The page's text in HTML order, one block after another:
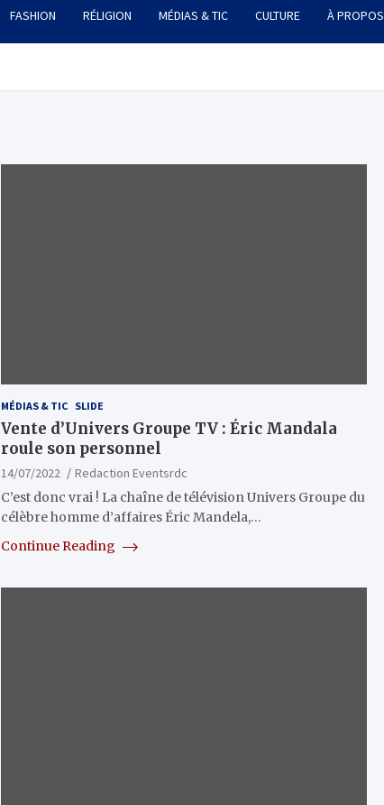
FASHION RÉLIGION MÉDIAS & TIC CULTURE À PROPOS
MÉDIAS & TIC SLIDE
Vente d’Univers Groupe TV : Éric Mandala
roule son personnel
14/07/2022
Redaction Eventsrdc
C’est donc vrai ! La chaîne de télévision Univers Groupe du
célèbre homme d’affaires Éric Mandela,…
Continue Reading